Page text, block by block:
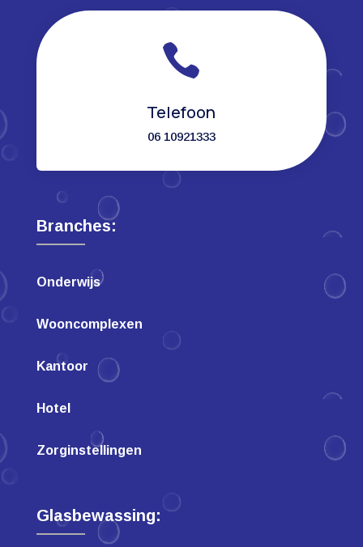

Telefoon
06 10921333
Branches:
Onderwijs
Wooncomplexen
Kantoor
Hotel
Zorginstellingen
Glasbewassing: